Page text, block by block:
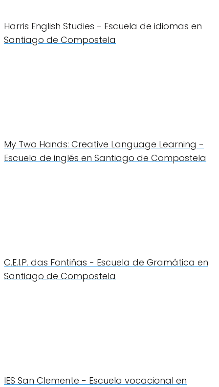
Harris English Studies - Escuela de idiomas en
Santiago de Compostela
My Two Hands: Creative Language Learning -
Escuela de inglés en Santiago de Compostela
C.E.I.P. das Fontiñas - Escuela de Gramática en
Santiago de Compostela
IES San Clemente - Escuela vocacional en